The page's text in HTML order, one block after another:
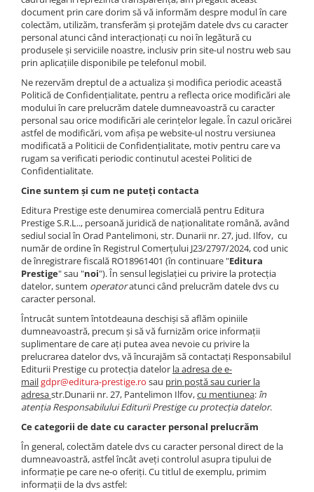
Audiobook
ReConnect
Religie
Crestinism
ScienceConnection
SelfConnect
SelfHealing
Vindecare Spirituala
Senzatii/Thriller
SF & Fantasy
Teatru
Teens Book Club
Umor
Instrumente si Truse Geometrie
Seturi scolare
Calculator
Consumabile & Accesorii
COLOREAZA CU PRIETENII
De colorat
Pot desena minunat
Sa coloram cu Nicol
Carti educative
Codul copiilor de succes
Copii 0-7 ani
Clubul Premiantilor
Super pitici 2-5 ani
Dictionare
Enciclopedii
Kids Book Club
Legende istorice
Literatura Scolara
Elevi de 10 plus
Lecturi Scolare
Lumea Copilariei
Ma pregatesc pentru scoala
Manuale - Carte Scolara
Clasa a II-a
Clasa a III-a
Clasa a IV-a
Puzzle-uri
Puzzle
Puzzle 3D Lemn
document prin care dorim să vă informăm despre modul în care
colectăm, utilizăm, transferăm și protejăm datele dvs cu caracter
personal atunci când interacționați cu noi în legătură cu
produsele și serviciile noastre, inclusiv prin site-ul nostru web sau
prin aplicațiile disponibile pe telefonul mobil.
Ne rezervăm dreptul de a actualiza și modifica periodic această
Politică de Confidențialitate, pentru a reflecta orice modificări ale
modului în care prelucrăm datele dumneavoastră cu caracter
personal sau orice modificări ale cerințelor legale. În cazul oricărei
astfel de modificări, vom afișa pe website-ul nostru versiunea
modificată a Politicii de Confidențialitate, motiv pentru care va
rugam sa verificati periodic continutul acestei Politici de
Confidentialitate.
Cine suntem și cum ne puteți contacta
Editura Prestige este denumirea comercială pentru Editura
Prestige S.R.L.., persoană juridică de naționalitate română, având
sediul social în Orad Pantelimoni, str. Dunarii nr. 27, jud. Ilfov, cu
număr de ordine în Registrul Comerțului J23/2797/2024, cod unic
de înregistrare fiscală RO18961401 (în continuare "Editura
Prestige" sau "noi"). În sensul legislației cu privire la protecția
datelor, suntem operatoratunci când prelucrăm datele dvs cu
caracter personal.
Întrucât suntem întotdeauna deschiși să aflăm opiniile
dumneavoastră, precum și să vă furnizăm orice informații
suplimentare de care ați putea avea nevoie cu privire la
prelucrarea datelor dvs, vă încurajăm să contactați Responsabilul
Editurii Prestige cu protecția datelor la adresa de e-
mailgdpr@editura-prestige.ro sau prin poștă sau curier la
adresastr.Dunarii nr. 27, Pantelimon Ilfov,cu mentiunea: în
atenția Responsabilului Editurii Prestige cu protecția datelor.
Ce categorii de date cu caracter personal prelucrăm
În general, colectăm datele dvs cu caracter personal direct de la
dumneavoastră, astfel încât aveți controlul asupra tipului de
informație pe care ne-o oferiți. Cu titlul de exemplu, primim
informații de la dvs astfel: